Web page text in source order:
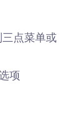
点菜单或
项